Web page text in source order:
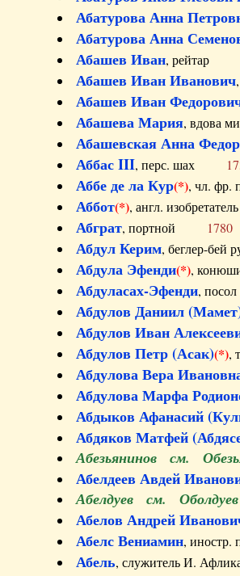
Абатурова Анна
Абатурова Анна
Абашев Иван, рейтар
Абашев Иван Иванович
Абашев Иван
Абашева Мария, вдова
Абашевская Анна
Аббас III, перс. шах
Аббе де ла Кур(*), чл.
Аббот(*), англ.
Абграт, портной 1780
Абдул Керим, беглер-
Абдула Эфенди(*),
Абдуласах-Эфенди,
Абдулов Даниил
Абдулов Иван
Абдулов Петр (Асак)(*),
Абдулова Вера
Абдулова Марфа
Абдыков Афанасий
Абдяков Матфей
Абезьянинов см.
Абелдеев Авдей
Абелдуев см. Оболдуев
Абелов Андрей
Абелс Вениамин,
Абель, служитель И.